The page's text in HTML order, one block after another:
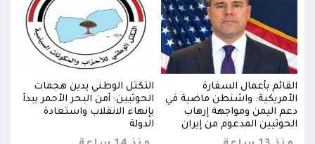
القائم بأعمال السفارة
الأمريكية: واشنطن ماضية في
دعم اليمن ومواجهة إرهاب
الحوثيين المدعوم من إيران
التكتل الوطني يدين هجمات
الحوثيين: أمن البحر الأحمر يبدأ
بإنهاء الانقلاب واستعادة
الدولة